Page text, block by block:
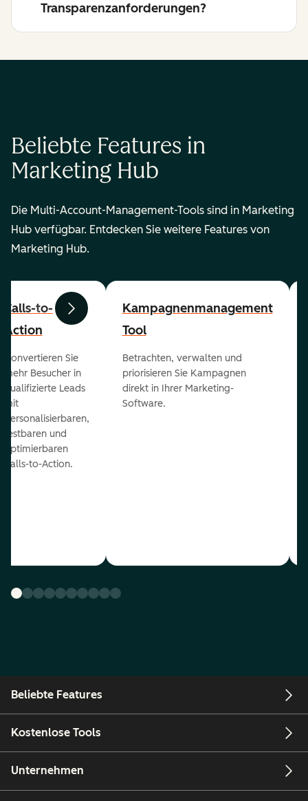
Transparenzanforderungen?
Beliebte Features in
Marketing Hub
Die Multi-Account-Management-Tools sind in Marketing
Hub verfügbar. Entdecken Sie weitere Features von
Marketing Hub.
ZurückWeiter
Calls-to-
Action
Konvertieren Sie
mehr Besucher in
qualifizierte Leads
mit
personalisierbaren,
testbaren und
optimierbaren
Calls-to-Action.
Kampagnenmanagement
Tool
Betrachten, verwalten und
priorisieren Sie Kampagnen
direkt in Ihrer Marketing-
Software.
Beliebte Features
Kostenlose Tools
Unternehmen